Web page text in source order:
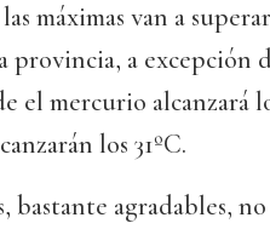
máximas van a
provincia, a excepción
el mercurio alcanzará
los 31ºC.
bastante agradables,